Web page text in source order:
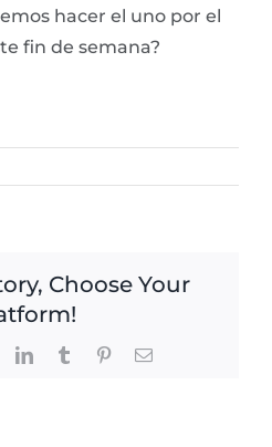
hacer el uno por el
fin de semana?
Choose Your
LinkedInTumblr PinterestEmail